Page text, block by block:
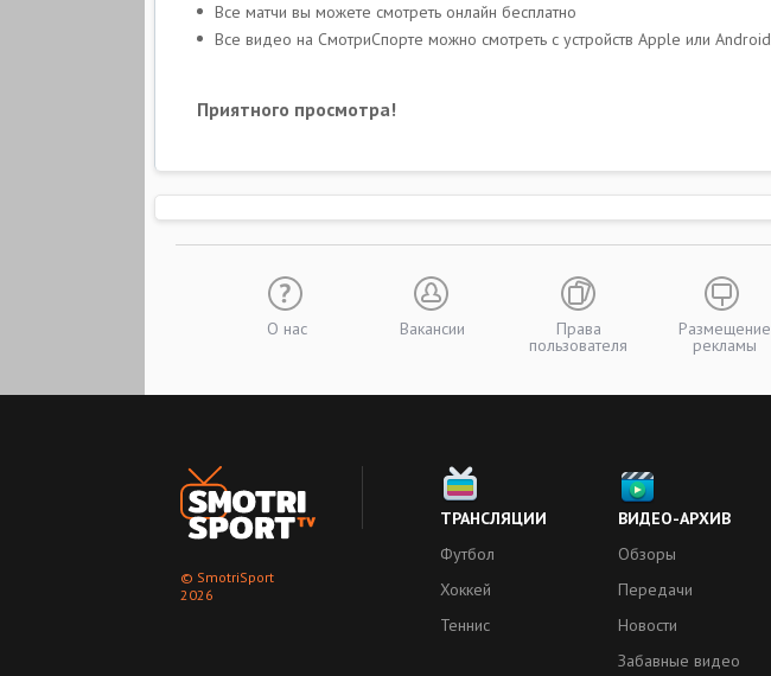
Все матчи вы можете смотреть онлайн бесплатно
Все видео на СмотриСпорте можно смотреть с устройств Apple или Android
Приятного просмотра!
О нас Вакансии Права
пользователя
Размещение
рекламы
© SmotriSport
2026
ТРАНСЛЯЦИИ
Футбол
Хоккей
Теннис
ВИДЕО-АРХИВ
Обзоры
Передачи
Новости
Забавные видео